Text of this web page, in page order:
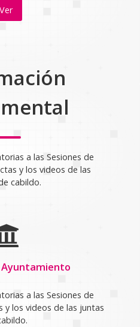
Ver
a las Sesiones de
y los videos de las
cabildo.
Ayuntamiento
a las Sesiones de
y los videos de las juntas